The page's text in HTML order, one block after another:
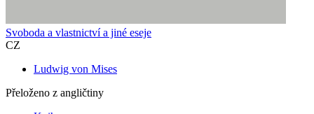
Svoboda a vlastnictví a jiné eseje
CZ
Ludwig von Mises
Přeloženo z angličtiny